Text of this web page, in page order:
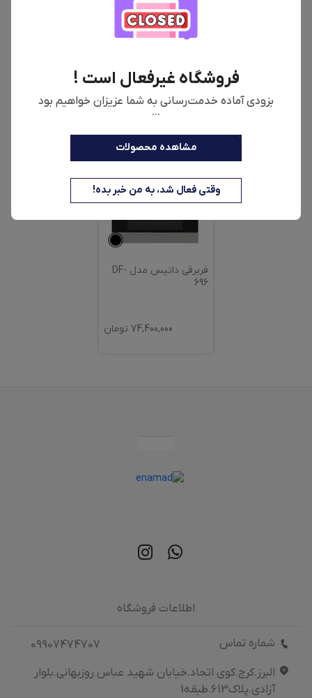
فروشگاه غیرفعال است !
بزودی آماده خدمت‌رسانی به شما عزیزان خواهیم بود
...
مشاهده محصولات
وقتی فعال شد، به من خبر بده!
فربرقی داتیس مدل DF-
696
74,400,000 تومان
اطلاعات فروشگاه
شماره تماس
09907474707
البرز.کرج.کوی اتحاد.خیابان شهید عباس روزبهانی.بلوار
آزادی.پلاک613.طبقه1